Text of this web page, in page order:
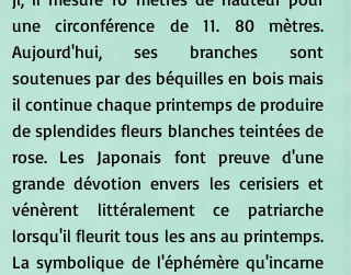
une circonférence de 11. 80 mètres.
Aujourd'hui, ses branches sont
soutenues par des béquilles en bois mais
il continue chaque printemps de produire
de splendides fleurs blanches teintées de
rose. Les Japonais font preuve d'une
grande dévotion envers les cerisiers et
vénèrent littéralement ce patriarche
lorsqu'il fleurit tous les ans au printemps.
La symbolique de l'éphémère qu'incarne